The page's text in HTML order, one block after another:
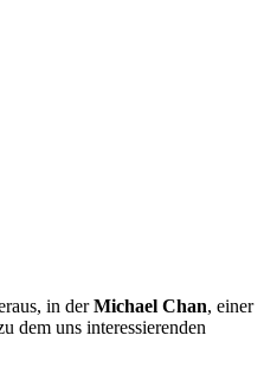
in derMichael Chan, einer
dem uns interessierenden